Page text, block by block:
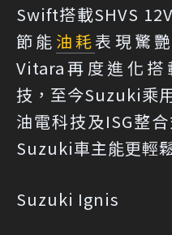
Swift搭載SHVS
節能 油耗表現驚
Vitara再度進化搭
技，至今Suzuki乘
油電科技及ISG整
Suzuki車主能更輕
Suzuki Ignis